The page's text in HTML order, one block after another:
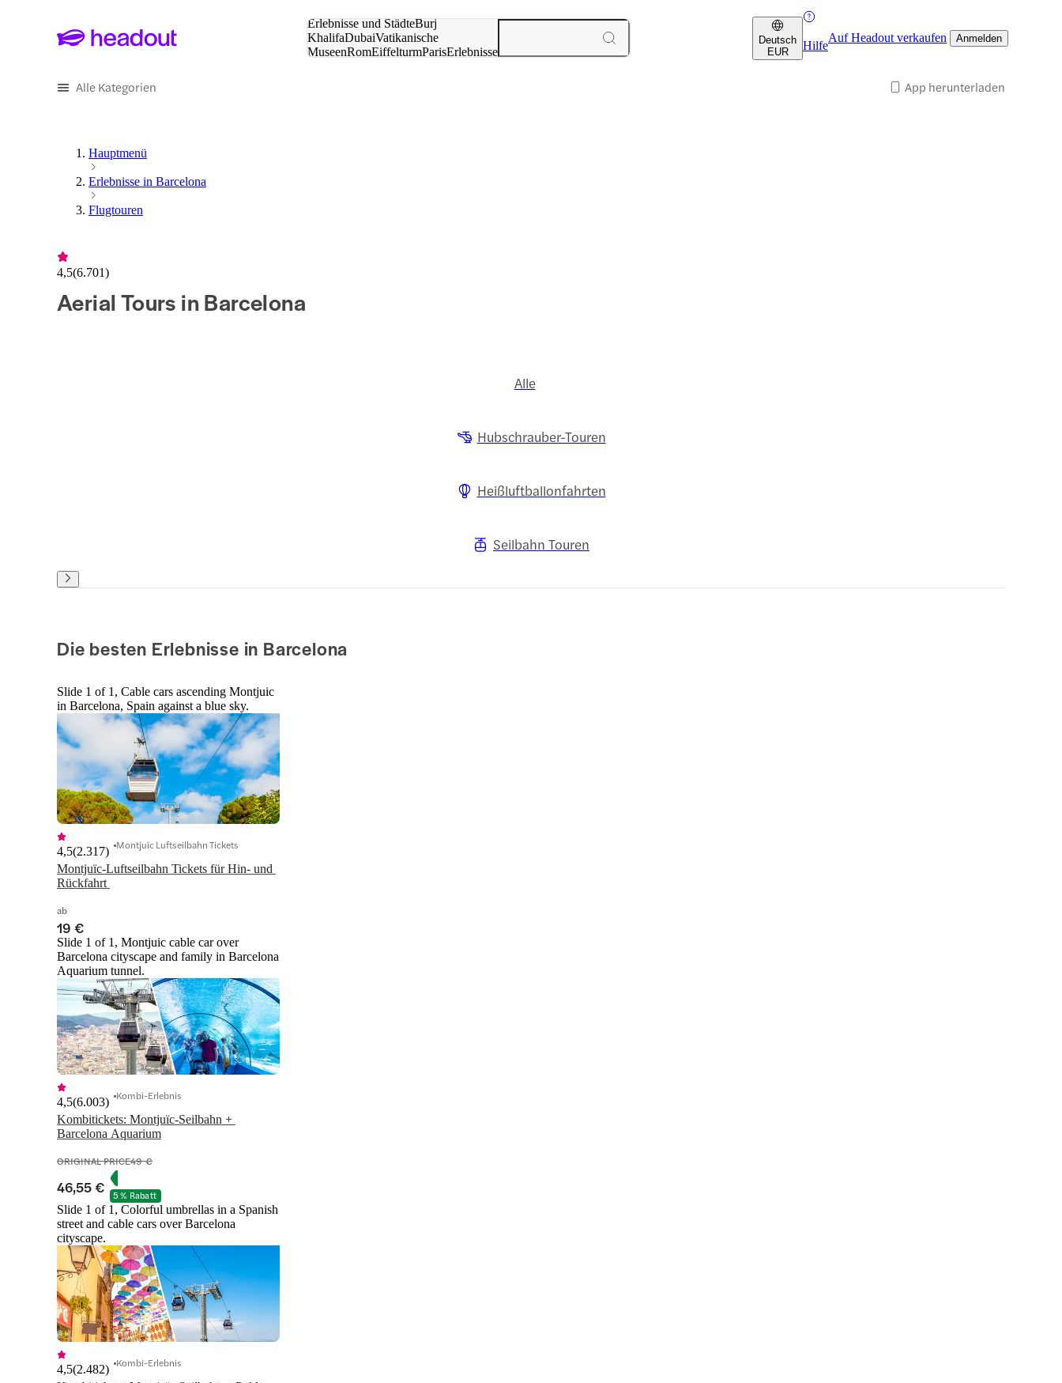
Erlebnisse und StädteBurj
KhalifaDubaiVatikanische
MuseenRomEiffelturmParisErlebnisse
Deutsch
EUR
Hilfe
Auf Headout verkaufen Anmelden
Alle Kategorien App herunterladen
Hauptmenü
Erlebnisse in Barcelona
Flugtouren
4,5(6.701)
Aerial Tours in Barcelona
Alle
Hubschrauber-Touren
Heißluftballonfahrten
Seilbahn Touren
Die besten Erlebnisse in Barcelona
Slide 1 of 1, Cable cars ascending Montjuic
in Barcelona, Spain against a blue sky.
Montjuïc-Luftseilbahn Tickets für Hin- und
4,5(2.317) Montjuïc Luftseilbahn Tickets
ab
19 €
Slide 1 of 1, Montjuic cable car over
Barcelona cityscape and family in Barcelona
Aquarium tunnel.
Kombitickets: Montjuïc-Seilbahn +
Barcelona Aquarium
4,5(6.003) Kombi-Erlebnis
ORIGINAL PRICE49 €
46,55 € 5 % Rabatt
Slide 1 of 1, Colorful umbrellas in a Spanish
street and cable cars over Barcelona
cityscape.
4,5(2.482) Kombi-Erlebnis